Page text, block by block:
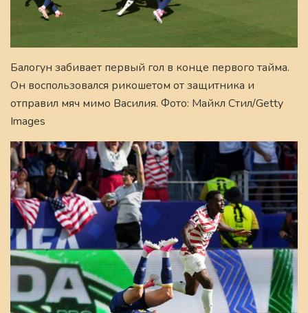
Балогун забивает первый гол в конце первого тайма.
Он воспользовался рикошетом от защитника и
отправил мяч мимо Василия. Фото: Майкл Стил/Getty
Images